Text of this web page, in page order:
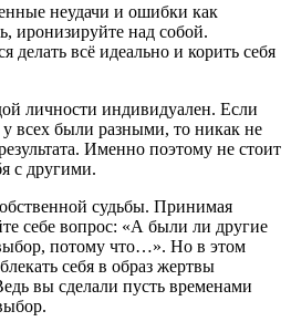
неудачи и ошибки как
иронизируйте над собой.
делать всё идеально и корить себя
личности индивидуален. Если
у всех были разными, то никак не
Именно поэтому не стоит
с другими.
судьбы. Принимая
себе вопрос: «А были ли другие
потому что…». Но в этом
себя в образ жертвы
вы сделали пусть временами